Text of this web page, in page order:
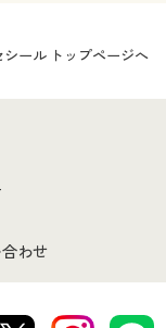
シール トップページへ
わせ